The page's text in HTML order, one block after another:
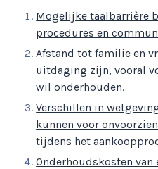
Mogelijke taalbarrière
procedures en
Afstand tot familie en
uitdaging zijn, vooral
wil onderhouden.
Verschillen in
kunnen voor
tijdens het
Onderhoudskosten